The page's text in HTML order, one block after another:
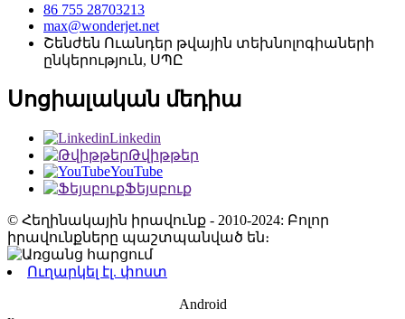
86 755 28703213
max@wonderjet.net
Շենժեն Ուանդեր թվային տեխնոլոգիաների
ընկերություն, ՍՊԸ
Սոցիալական մեդիա
Linkedin
Թվիթթեր
YouTube
Ֆեյսբուք
© Հեղինակային իրավունք - 2010-2024: Բոլոր
իրավունքները պաշտպանված են։
Ուղարկել էլ. փոստ
Android